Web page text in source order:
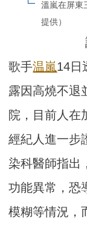
溫嵐在屏東
提供）
歌手温嵐14日
露因高燒不退
院，目前人在
經紀人進一步
染科醫師指出
功能異常，恐
模糊等情況，